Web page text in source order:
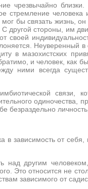
чрезвычайно
стремление человека
мог бы связать жизнь,
другой стороны, им
своей
Неуверенный
в мазохистских
и человек, как
ними всегда
связи,
одиночества,
безраздельно
в зависимость от
над другим
Это относится не
зависимого от